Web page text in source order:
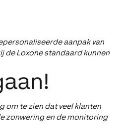
aanpak van
de Loxone standaard kunnen
om te zien dat veel klanten
zonwering en de monitoring